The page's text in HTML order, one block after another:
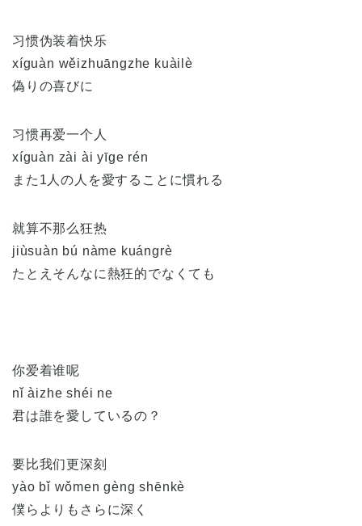
习惯伪装着快乐
xíguàn wěizhuāngzhe kuàilè
偽りの喜びに
习惯再爱一个人
xíguàn zài ài yīge rén
また1人の人を愛することに慣れる
就算不那么狂热
jiùsuàn bú nàme kuángrè
たとえそんなに熱狂的でなくても
你爱着谁呢
nǐ àizhe shéi ne
君は誰を愛しているの？
要比我们更深刻
yào bǐ wǒmen gèng shēnkè
僕らよりもさらに深く